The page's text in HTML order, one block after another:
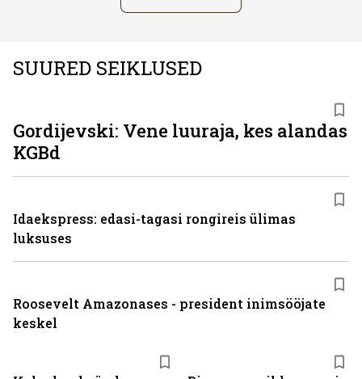
SUURED SEIKLUSED
Gordijevski: Vene luuraja, kes alandas
KGBd
Idaekspress: edasi-tagasi rongireis ülimas
luksuses
Roosevelt Amazonases - president inimsööjate
keskel